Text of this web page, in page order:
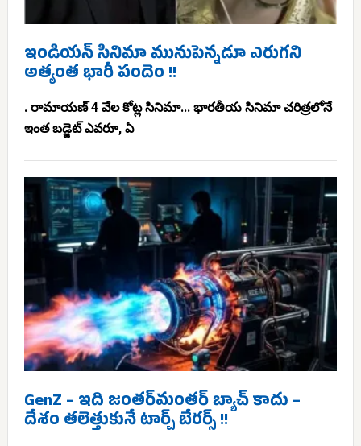
ఇండియన్ సినిమా మునుపెన్నడూ ఎరుగని
అత్యంత భారీ పందెం !!
. రామాయణ్ 4 వేల కోట్ల సినిమా... భారతీయ సినిమా చరిత్రలోనే
ఇంత బడ్జెట్ ఎవరూ, ఏ
GenZ – ఇది జంతర్‌మంతర్ బ్యాచ్ కాదు –
దేశం తలెత్తుకునే టార్చ్ బేరర్స్ !!